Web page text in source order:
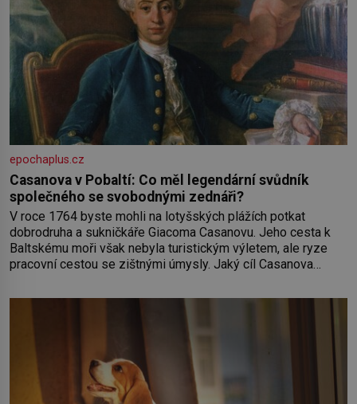
epochaplus.cz
Casanova v Pobaltí: Co měl legendární svůdník
společného se svobodnými zednáři?
V roce 1764 byste mohli na lotyšských plážích potkat
dobrodruha a sukničkáře Giacoma Casanovu. Jeho cesta k
Baltskému moři však nebyla turistickým výletem, ale ryze
pracovní cestou se zištnými úmysly. Jaký cíl Casanova
Rigy? Casanova v Pobaltí kontaktoval tamní zednářské lóže.
Nebyl v této oblasti žádným nováčkem, protože do